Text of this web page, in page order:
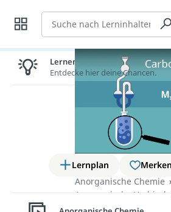
Suche
Lernplan Merken
Anorganische Chemie
Anorganische
Lernen lohnt sich!
Entdecke hier deine Chancen.